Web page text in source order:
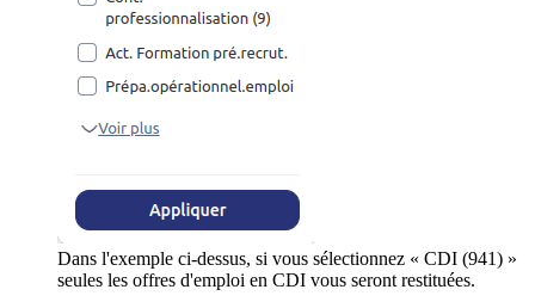
Dans l'exemple ci-dessus, si vous sélectionnez « CDI (941) »
seules les offres d'emploi en CDI vous seront restituées.